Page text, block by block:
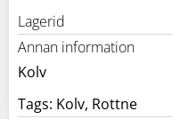
Lagerid
Annan information
Kolv
Tags: Kolv, Rottne